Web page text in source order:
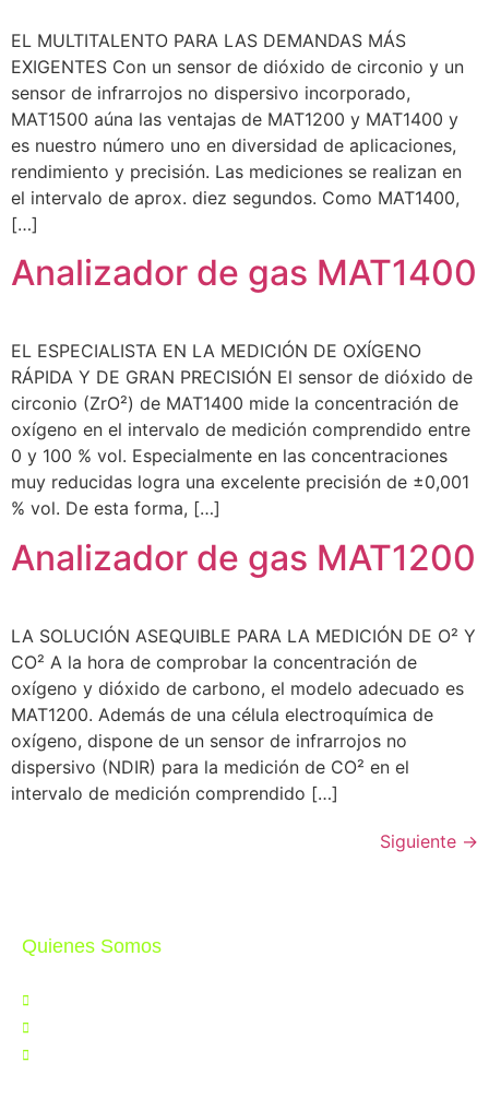
EL MULTITALENTO PARA LAS DEMANDAS MÁS
EXIGENTES Con un sensor de dióxido de circonio y un
sensor de infrarrojos no dispersivo incorporado,
MAT1500 aúna las ventajas de MAT1200 y MAT1400 y
es nuestro número uno en diversidad de aplicaciones,
rendimiento y precisión. Las mediciones se realizan en
el intervalo de aprox. diez segundos. Como MAT1400,
[…]
Analizador de gas MAT1400
EL ESPECIALISTA EN LA MEDICIÓN DE OXÍGENO
RÁPIDA Y DE GRAN PRECISIÓN El sensor de dióxido de
circonio (ZrO²) de MAT1400 mide la concentración de
oxígeno en el intervalo de medición comprendido entre
0 y 100 % vol. Especialmente en las concentraciones
muy reducidas logra una excelente precisión de ±0,001
% vol. De esta forma, […]
Analizador de gas MAT1200
LA SOLUCIÓN ASEQUIBLE PARA LA MEDICIÓN DE O² Y
CO² A la hora de comprobar la concentración de
oxígeno y dióxido de carbono, el modelo adecuado es
MAT1200. Además de una célula electroquímica de
oxígeno, dispone de un sensor de infrarrojos no
dispersivo (NDIR) para la medición de CO² en el
intervalo de medición comprendido […]
Siguiente →
Quienes Somos